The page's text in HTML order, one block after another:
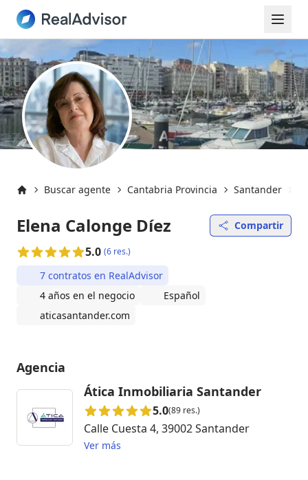
Buscar agente Cantabria Provincia Santander
Elena Calonge Díez Compartir
5.0 (6 res.)
7 contratos en RealAdvisor
4 años en el negocio
Español
aticasantander.com
Agencia
Ática Inmobiliaria Santander
5.0(89 res.)
Calle Cuesta 4, 39002 Santander
Ver más